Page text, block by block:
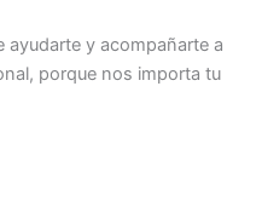
y acompañarte a
porque nos importa tu